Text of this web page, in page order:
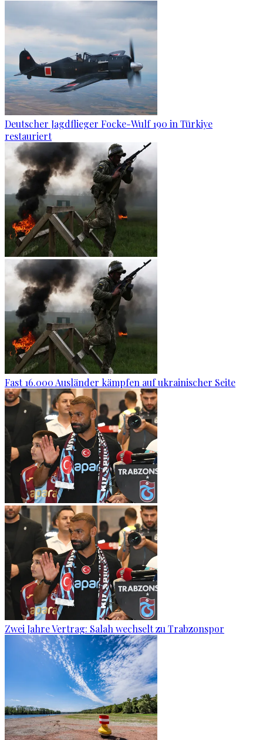
Deutscher Jagdflieger Focke-Wulf 190 in Türkiye
restauriert
Fast 16.000 Ausländer kämpfen auf ukrainischer Seite
Zwei Jahre Vertrag: Salah wechselt zu Trabzonspor